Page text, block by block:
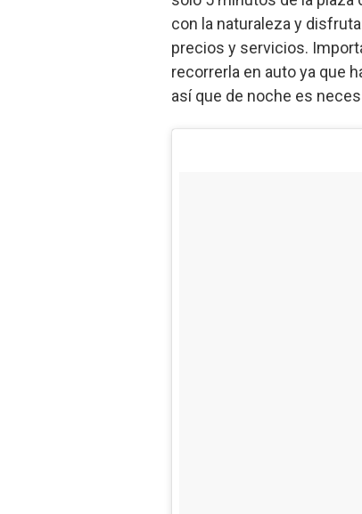
con la naturaleza y
precios y servicios.
recorrerla en auto ya que
así que de noche es